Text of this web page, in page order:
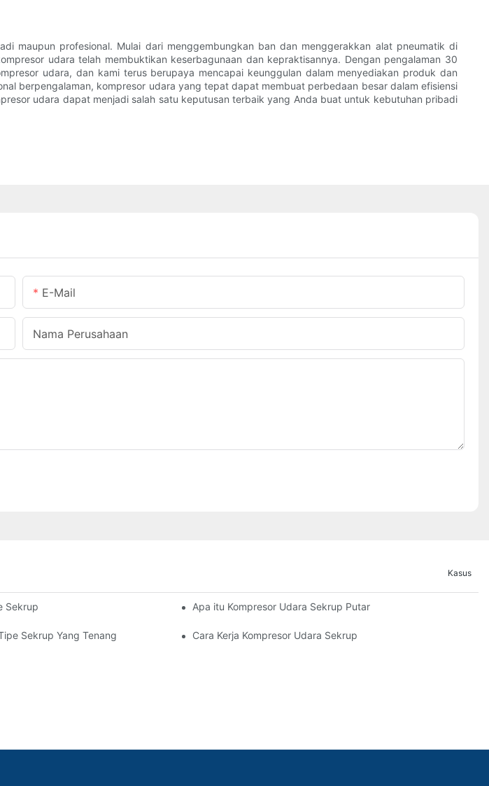
maupun profesional. Mulai dari menggembungkan ban dan menggerakkan alat pneumatik di
udara telah membuktikan keserbagunaan dan kepraktisannya. Dengan pengalaman 30
udara, dan kami terus berupaya mencapai keunggulan dalam menyediakan produk dan
berpengalaman, kompresor udara yang tepat dapat membuat perbedaan besar dalam efisiensi
udara dapat menjadi salah satu keputusan terbaik yang Anda buat untuk kebutuhan pribadi
E-Mail
Nama Perusahaan
Kasus
Sekrup Apa itu Kompresor Udara Sekrup Putar
Sekrup Yang Tenang Cara Kerja Kompresor Udara Sekrup